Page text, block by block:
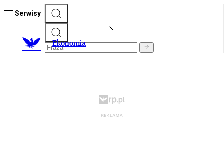
Serwisy
Ekonomia